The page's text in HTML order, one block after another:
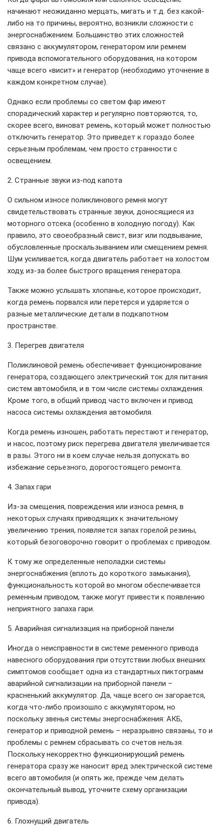
начинают неожиданно мерцать, мигать и т.д. без какой-
либо на то причины, вероятно, возникли сложности с
энергоснабжением. Большинство этих сложностей
связано с аккумулятором, генератором или ремнем
привода вспомогательного оборудования, на котором
чаще всего «висит» и генератор (необходимо уточнение в
каждом конкретном случае).
Однако если проблемы со светом фар имеют
спорадический характер и регулярно повторяются, то,
скорее всего, виноват ремень, который может полностью
отключить генератор. Это приведет к гораздо более
серьезным проблемам, чем просто странности с
освещением.
2. Странные звуки из-под капота
О сильном износе поликлинового ремня могут
свидетельствовать странные звуки, доносящиеся из
моторного отсека (особенно в холодную погоду). Как
правило, это своеобразный свист, визг или подвывание,
обусловленные проскальзыванием или смещением ремня.
Шум усиливается, когда двигатель работает на холостом
ходу, из-за более быстрого вращения генератора.
Также можно услышать хлопанье, которое происходит,
когда ремень порвался или перетерся и ударяется о
разные металлические детали в подкапотном
пространстве.
3. Перегрев двигателя
Поликлиновой ремень обеспечивает функционирование
генератора, создающего электрический ток для питания
систем автомобиля, и в том числе системы охлаждения.
Кроме того, в общий привод часто включен и привод
насоса системы охлаждения автомобиля.
Когда ремень изношен, работать перестают и генератор,
и насос, поэтому риск перегрева двигателя увеличивается
в разы. Этого ни в коем случае нельзя допускать во
избежание серьезного, дорогостоящего ремонта.
4. Запах гари
Из-за смещения, повреждения или износа ремня, в
некоторых случаях приводящих к значительному
увеличению трения, появляется запах горелой резины,
который безоговорочно говорит о проблемах с приводом.
К тому же определенные неполадки системы
энергоснабжения (вплоть до короткого замыкания),
функциональность которой во многом обеспечивается
ременным приводом, также могут привести к появлению
неприятного запаха гари.
5. Аварийная сигнализация на приборной панели
Иногда о неисправности в системе ременного привода
навесного оборудования при отсутствии любых внешних
симптомов сообщает одна из стандартных пиктограмм
аварийной сигнализации на приборной панели –
красненький аккумулятор. Да, чаще всего он загорается,
когда что-либо произошло с аккумулятором, но
поскольку звенья системы энергоснабжения: АКБ,
генератор и приводной ремень – неразрывно связаны, то и
проблемы с ремнем сбрасывать со счетов нельзя.
Поскольку некорректно функционирующий ремень
генератора сразу же наносит вред электрической системе
всего автомобиля (и опять же, прежде чем делать
окончательный вывод, уточните схему организации
привода).
6. Глохнущий двигатель